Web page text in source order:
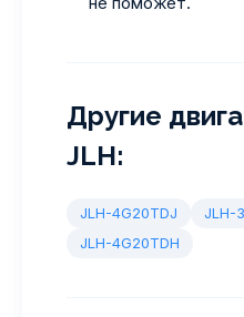
Другие
JLH:
JLH-4G20TDJ JLH-
JLH-4G20TDH